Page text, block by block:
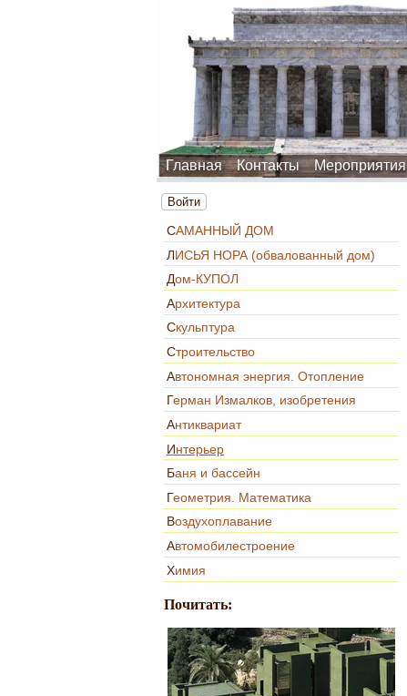
Главная Контакты Мероприятия
Войти
САМАННЫЙ ДОМ
ЛИСЬЯ НОРА (обвалованный дом)
Дом-КУПОЛ
Архитектура
Скульптура
Строительство
Автономная энергия. Отопление
Герман Измалков, изобретения
Антиквариат
Интерьер
Баня и бассейн
Геометрия. Математика
Воздухоплавание
Автомобилестроение
Химия
Почитать: